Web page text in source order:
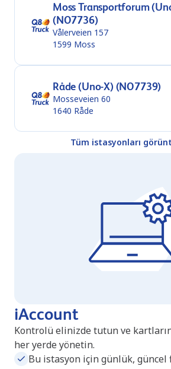
Moss Transportforum
(NO7736)
Vålerveien 157
1599 Moss
Råde (Uno-X) (NO7739)
Mosseveien 60
1640 Råde
Tüm istasyonları
iAccount
Kontrolü elinizde tutun ve
her yerde yönetin.
Bu istasyon için günlük, güncel